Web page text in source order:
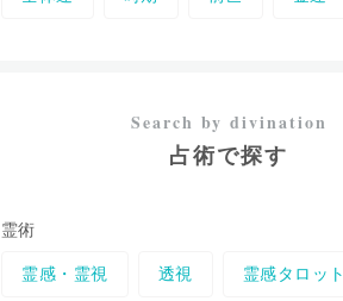
占術で探す
霊術
霊感・霊視 透視 霊感タロット